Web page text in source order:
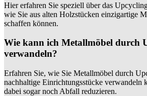
Hier erfahren Sie speziell über das
wie Sie aus alten Holzstücken einzigartige
schaffen können.
Wie kann ich Metallmöbel durch
verwandeln?
Erfahren Sie, wie Sie Metallmöbel durch
nachhaltige Einrichtungsstücke verwandeln
dabei sogar noch Abfall reduzieren.